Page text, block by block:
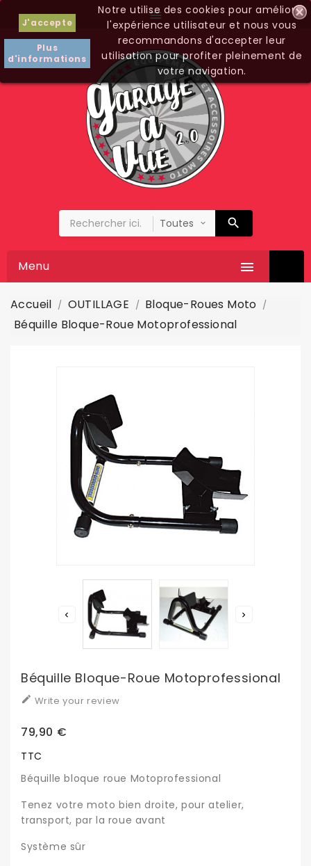

J'accepte
Plus
d'informations
Notre utilise des cookies pour améliorer
l'expérience utilisateur et nous vous
recommandons d'accepter leur
utilisation pour profiter pleinement de
votre navigation.

Menu
Accueil OUTILLAGE
Bloque-Roues Moto
Béquille Bloque-Roue Motoprofessional
 
Béquille Bloque-Roue Motoprofessional
 Write your review
79,90 €
TTC
Béquille bloque roue Motoprofessional
Tenez votre moto bien droite, pour atelier,
transport, par la roue avant
Système sûr